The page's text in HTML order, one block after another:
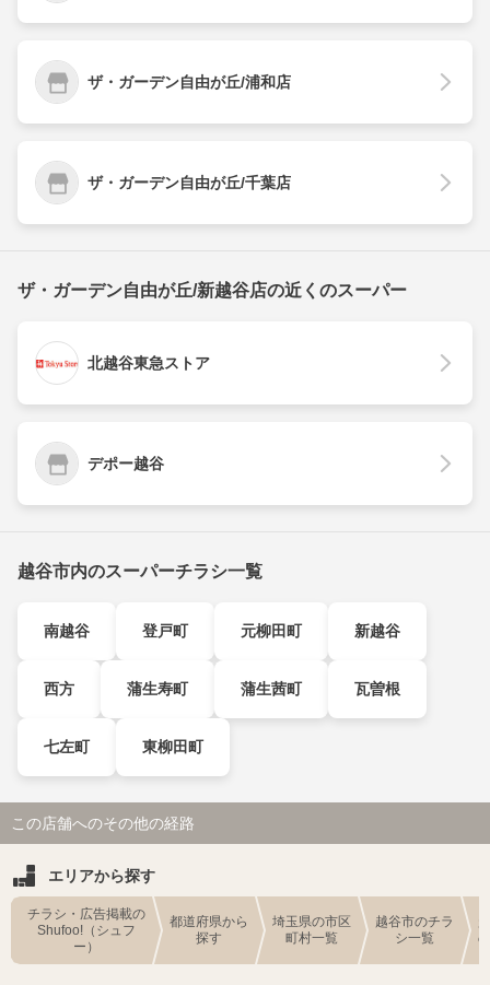
ザ・ガーデン自由が丘/浦和店
ザ・ガーデン自由が丘/千葉店
ザ・ガーデン自由が丘/新越谷店の近くのスーパー
北越谷東急ストア
デポー越谷
越谷市内のスーパーチラシ一覧
南越谷 登戸町 元柳田町 新越谷
西方 蒲生寿町 蒲生茜町 瓦曽根
七左町 東柳田町
この店舗へのその他の経路
エリアから探す
チラシ・広告掲載の
Shufoo!（シュフ
ー）
都道府県から
探す
埼玉県の市区
町村一覧
越谷市のチラ
シ一覧